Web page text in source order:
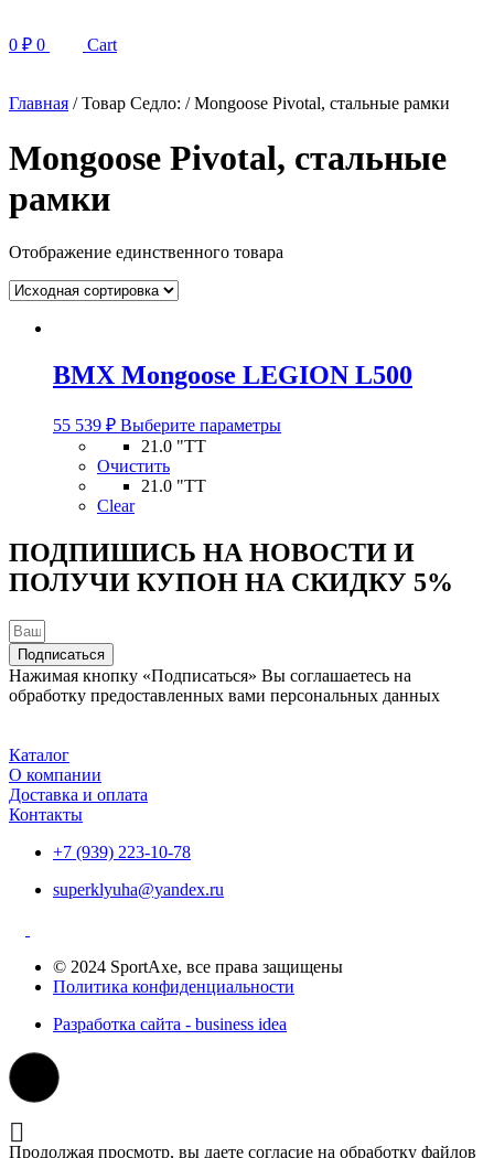
0 ₽ 0 Cart
Главная / Товар Седло: / Mongoose Pivotal, стальные рамки
Mongoose Pivotal, стальные
рамки
Отображение единственного товара
BMX Mongoose LEGION L500
55 539 ₽ Выберите параметрыЭтот
можно
выбрать
на
21.0 "TT
Очистить
21.0 "TT
Clear
ПОДПИШИСЬ НА НОВОСТИ И
ПОЛУЧИ КУПОН НА СКИДКУ 5%
Подписаться
Нажимая кнопку «Подписаться» Вы соглашаетесь на
обработку предоставленных вами персональных данных
Каталог
О компании
Доставка и оплата
Контакты
+7 (939) 223-10-78
superklyuha@yandex.ru
© 2024 SportAxe, все права защищены
Политика конфиденциальности
Разработка сайта - business idea
Продолжая просмотр, вы даете согласие на обработку файлов